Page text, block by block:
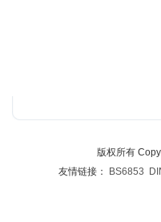
版权所有
友情链接：
BS6853